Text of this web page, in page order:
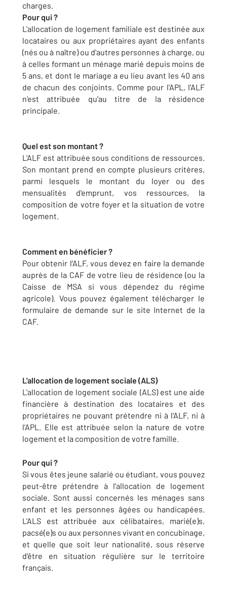
charges.
Pour qui ?
L'allocation de logement familiale est destinée aux
locataires ou aux propriétaires ayant des enfants
(nés ou à naître) ou d'autres personnes à charge, ou
à celles formant un ménage marié depuis moins de
5 ans, et dont le mariage a eu lieu avant les 40 ans
de chacun des conjoints. Comme pour l'APL, l'ALF
n'est attribuée qu'au titre de la résidence
principale.
Quel est son montant ?
L'ALF est attribuée sous conditions de ressources.
Son montant prend en compte plusieurs critères,
parmi lesquels le montant du loyer ou des
mensualités d'emprunt, vos ressources, la
composition de votre foyer et la situation de votre
logement.
Comment en bénéficier ?
Pour obtenir l'ALF, vous devez en faire la demande
auprès de la CAF de votre lieu de résidence (ou la
Caisse de MSA si vous dépendez du régime
agricole). Vous pouvez également télécharger le
formulaire de demande sur le site Internet de la
CAF.
L'allocation de logement sociale (ALS)
L'allocation de logement sociale (ALS) est une aide
financière à destination des locataires et des
propriétaires ne pouvant prétendre ni à l'ALF, ni à
l'APL. Elle est attribuée selon la nature de votre
logement et la composition de votre famille.
Pour qui ?
Si vous êtes jeune salarié ou étudiant, vous pouvez
peut-être prétendre à l'allocation de logement
sociale. Sont aussi concernés les ménages sans
enfant et les personnes âgées ou handicapées.
L'ALS est attribuée aux célibataires, marié(e)s,
pacsé(e)s ou aux personnes vivant en concubinage,
et quelle que soit leur nationalité, sous réserve
d'être en situation régulière sur le territoire
français.